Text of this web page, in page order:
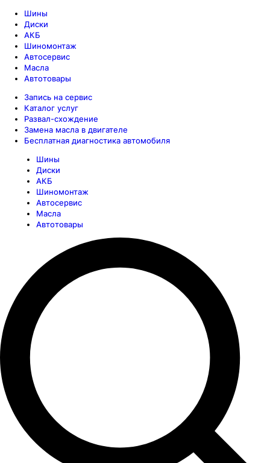
Шины
Диски
АКБ
Шиномонтаж
Автосервис
Масла
Автотовары
Запись на сервис
Каталог услуг
Развал-схождение
Замена масла в двигателе
Бесплатная диагностика автомобиля
Шины
Диски
АКБ
Шиномонтаж
Автосервис
Масла
Автотовары